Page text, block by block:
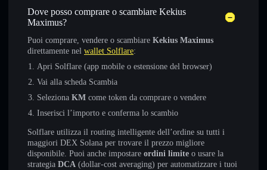
Dove posso comprare o scambiare Kekius
Maximus?
Puoi comprare, vendere o scambiare Kekius Maximus
direttamente nel wallet Solflare:
Apri Solflare (app mobile o estensione del browser)
Vai alla scheda Scambia
Seleziona KM come token da comprare o vendere
Inserisci l’importo e conferma lo scambio
Solflare utilizza il routing intelligente dell’ordine su tutti i
maggiori DEX Solana per trovare il prezzo migliore
disponibile. Puoi anche impostare ordini limite o usare la
strategia DCA (dollar-cost averaging) per automatizzare i tuoi